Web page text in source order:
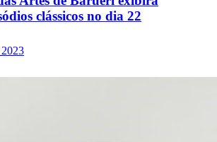
clássicos no dia 22